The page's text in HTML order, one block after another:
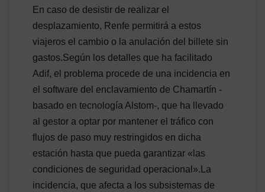
En caso de desistir de realizar el
desplazamiento, Renfe permitirá a estos
viajeros el cambio o la anulación del billete sin
gastos.Según los detalles que ha facilitado
Adif, el problema procede de una incidencia en
el software del enclavamiento de Chamartín -
basado en tecnología Alstom-, que ha llevado
al gestor a optar por mantener el tráfico con
flujos de paso muy restringidos en dicha
estación hasta que pueda garantizar «las
condiciones de seguridad operacional».La
incidencia, que afecta a los subsistemas de